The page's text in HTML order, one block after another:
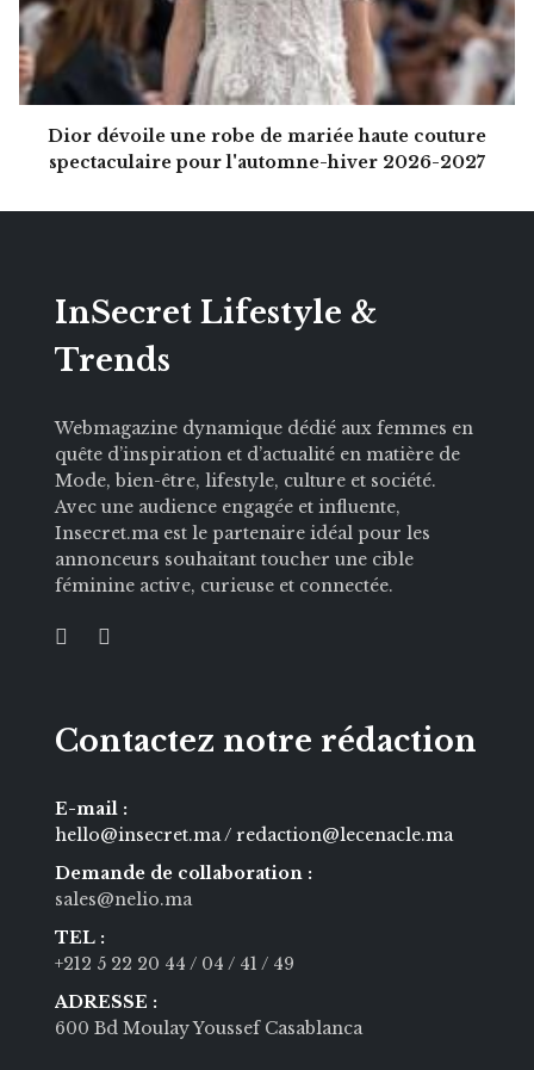
Dior dévoile une robe de mariée haute couture
spectaculaire pour l'automne-hiver 2026-2027
InSecret Lifestyle &
Trends
Webmagazine dynamique dédié aux femmes en
quête d’inspiration et d’actualité en matière de
Mode, bien-être, lifestyle, culture et société.
Avec une audience engagée et influente,
Insecret.ma est le partenaire idéal pour les
annonceurs souhaitant toucher une cible
féminine active, curieuse et connectée.
Contactez notre rédaction
E-mail :
hello@insecret.ma / redaction@lecenacle.ma
Demande de collaboration :
sales@nelio.ma
TEL :
+212 5 22 20 44 / 04 / 41 / 49
ADRESSE :
600 Bd Moulay Youssef Casablanca